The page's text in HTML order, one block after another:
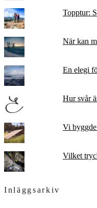
Topptur:
När kan
En elegi
Hur svår
Vi
Vilket
Inläggsarkiv